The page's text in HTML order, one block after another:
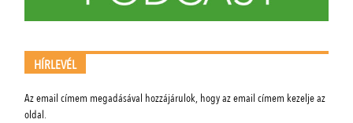
HÍRLEVÉL
Az email címem megadásával hozzájárulok, hogy az email címem kezelje az
oldal.